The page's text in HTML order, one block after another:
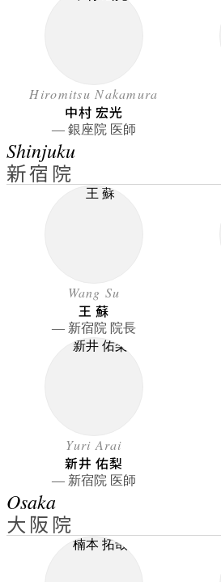
Hiromitsu Nakamura
中村 宏光
― 銀座院 医師
Shinjuku
新宿院
Wang Su
王 蘇
― 新宿院 院長
Yuri Arai
新井 佑梨
― 新宿院 医師
Osaka
大阪院